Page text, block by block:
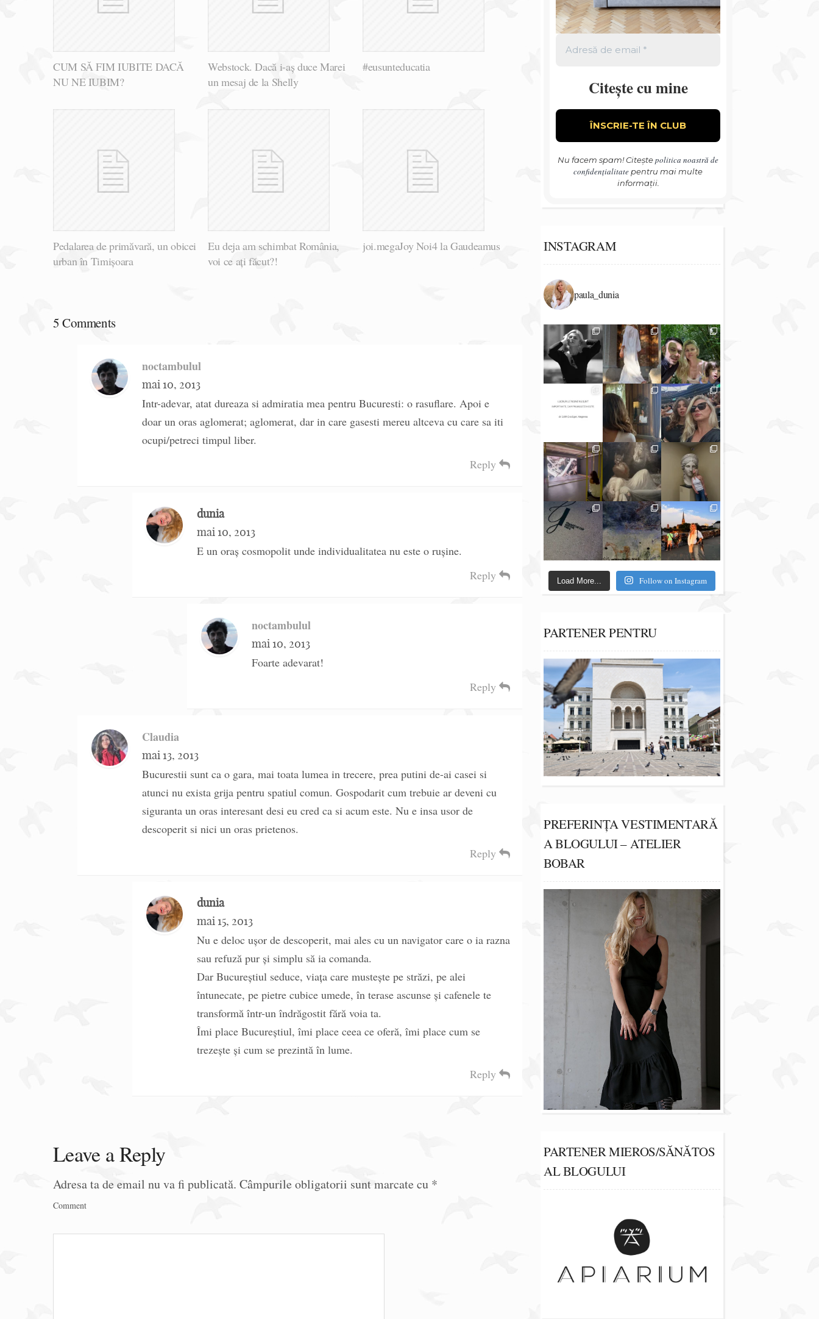
CUM SĂ FIM IUBITE DACĂ
NU NE IUBIM?
Webstock. Dacă i-aș duce Marei
un mesaj de la Shelly
#eusunteducatia
Pedalarea de primăvară, un obicei
urban în Timișoara
Eu deja am schimbat România,
voi ce ați făcut?!
joi.megaJoy Noi4 la Gaudeamus
5 Comments
noctambulul
mai 10, 2013
Intr-adevar, atat dureaza si admiratia mea pentru Bucuresti: o rasuflare. Apoi e
doar un oras aglomerat; aglomerat, dar in care gasesti mereu altceva cu care sa iti
ocupi/petreci timpul liber.
Reply
dunia
mai 10, 2013
E un oraș cosmopolit unde individualitatea nu este o rușine.
Reply
noctambulul
mai 10, 2013
Foarte adevarat!
Reply
Claudia
mai 13, 2013
Bucurestii sunt ca o gara, mai toata lumea in trecere, prea putini de-ai casei si
atunci nu exista grija pentru spatiul comun. Gospodarit cum trebuie ar deveni cu
siguranta un oras interesant desi eu cred ca si acum este. Nu e insa usor de
descoperit si nici un oras prietenos.
Reply
dunia
mai 15, 2013
Nu e deloc ușor de descoperit, mai ales cu un navigator care o ia razna
sau refuză pur și simplu să ia comanda.
Dar Bucureștiul seduce, viața care mustește pe străzi, pe alei
întunecate, pe pietre cubice umede, în terase ascunse și cafenele te
transformă într-un îndrăgostit fără voia ta.
Îmi place Bucureștiul, îmi place ceea ce oferă, îmi place cum se
trezește și cum se prezintă în lume.
Reply
Leave a Reply
Adresa ta de email nu va fi publicată. Câmpurile obligatorii sunt marcate cu *
Comment
Citește cu mine
Nu facem spam! Citeștepolitica noastră de
confidențialitate pentru mai multe
informații.
INSTAGRAM
paula_dunia
Load More... Follow on Instagram
PARTENER PENTRU
PREFERINȚA VESTIMENTARĂ
A BLOGULUI – ATELIER
BOBAR
PARTENER MIEROS/SĂNĂTOS
AL BLOGULUI